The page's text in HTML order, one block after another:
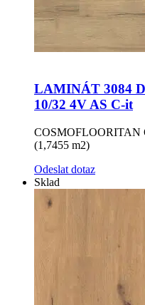
LAMINÁT 3084
10/32 4V AS C-it
COSMOFLOORITAN
(1,7455 m2)
Odeslat dotaz
Sklad